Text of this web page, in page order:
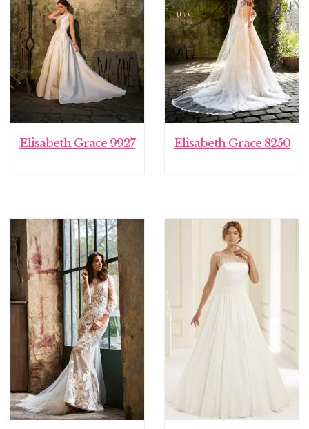
Elisabeth Grace 9927 Elisabeth Grace 8250